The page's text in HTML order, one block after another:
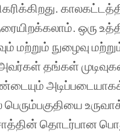
ஒரு
நுழைவு
தங்கள்
தொடர்பான